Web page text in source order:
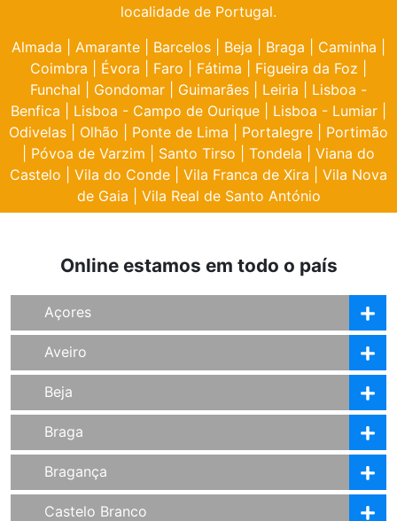
localidade de Portugal.
Almada
Amarante Barcelos Beja Braga Caminha
Coimbra
Évora Faro Fátima Figueira da Foz
Funchal
Gondomar Guimarães Leiria
Lisboa -
Benfica
Lisboa - Campo de Ourique Lisboa - Lumiar
Odivelas
Olhão Ponte de Lima Portalegre
Portimão
Póvoa de Varzim Santo Tirso Tondela
Viana do
Castelo
Vila do Conde Vila Franca de Xira
Vila Nova
de Gaia
Vila Real de Santo António
Online estamos em todo o país
Açores
Aveiro
Beja
Braga
Bragança
Castelo Branco